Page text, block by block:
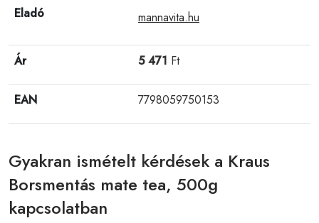
Eladó mannavita.hu
Ár 5 471 Ft
EAN 7798059750153
Gyakran ismételt kérdések a Kraus
Borsmentás mate tea, 500g
kapcsolatban